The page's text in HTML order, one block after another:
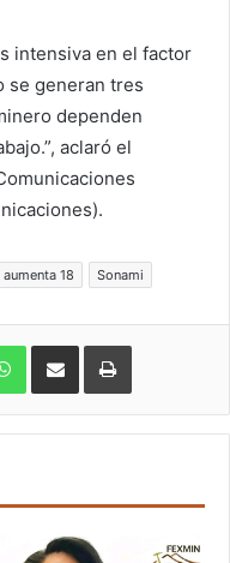
intensiva en el factor
se generan tres
dependen
aclaró el
18 Sonami
WhatsApp